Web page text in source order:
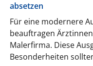
absetzen
Für eine modernere
beauftragen
Malerfirma. Diese
Besonderheiten